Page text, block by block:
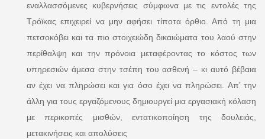
εναλλασσόμενες κυβερνήσεις σύμφωνα με τις εντολές της
Τρόϊκας επιχειρεί να μην αφήσει τίποτα όρθιο. Από τη μια
πετσοκόβει και τα πιο στοιχειώδη δικαιώματα του λαού στην
περίθαλψη και την πρόνοια μεταφέροντας το κόστος των
υπηρεσιών άμεσα στην τσέπη του ασθενή – κι αυτό βέβαια
αν έχει να πληρώσει και για όσο έχει να πληρώσει. Απ’ την
άλλη για τους εργαζόμενους δημιουργεί μια εργασιακή κόλαση
με περικοπές μισθών, εντατικοποίηση της δουλειάς,
μετακινήσεις και απολύσεις